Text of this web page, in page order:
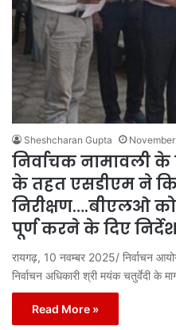
Sheshcharan Gupta
निर्वाचक नामावली
के तहत एसडीएम ने
निरीक्षण….बीएलओ
पूर्ण करने के दिए
रायगढ़, 10 नवम्बर 2025/ निर्वाचन
निर्वाचन अधिकारी श्री मयंक चतुर्वेदी के
Read More »